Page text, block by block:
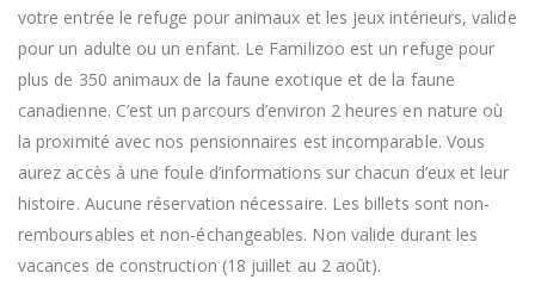
votre entrée le refuge pour animaux et les jeux intérieurs, valide
pour un adulte ou un enfant. Le Familizoo est un refuge pour
plus de 350 animaux de la faune exotique et de la faune
canadienne. C’est un parcours d’environ 2 heures en nature où
la proximité avec nos pensionnaires est incomparable. Vous
aurez accès à une foule d’informations sur chacun d’eux et leur
histoire. Aucune réservation nécessaire. Les billets sont non-
remboursables et non-échangeables. Non valide durant les
vacances de construction (18 juillet au 2 août).